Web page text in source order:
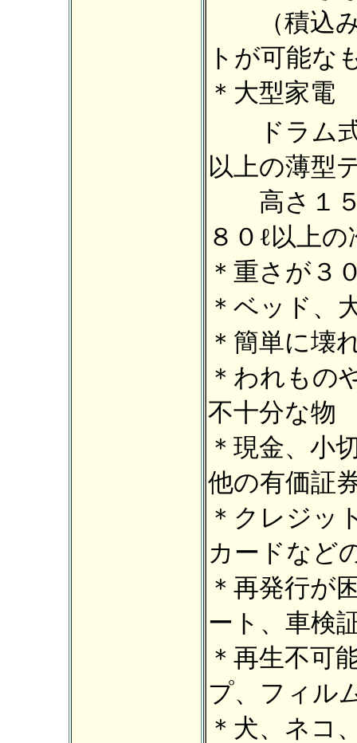
（積込み
トが可能な
＊大型家電
ドラム式
以上の薄型
高さ１５
８０ℓ以上
＊重さが３
＊ベッド、
＊簡単に壊
＊われもの
不十分な物
＊現金、小
他の有価証
＊クレジッ
カードなど
＊再発行が
ート、車検
＊再生不可
プ、フィル
＊犬、ネコ